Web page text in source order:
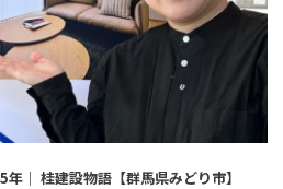
｜ 桂建設物語【群馬県みどり市】